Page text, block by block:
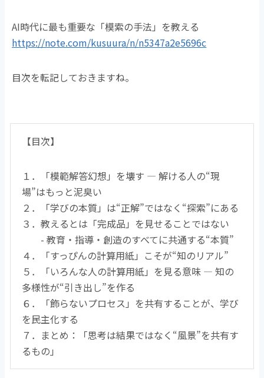
AI時代に最も重要な「模索の手法」を教える
https://note.com/kusuura/n/n5347a2e5696c
目次を転記しておきますね。
【目次】
１．「模範解答幻想」を壊す ― 解ける人の“現
場”はもっと泥臭い
２．「学びの本質」は“正解”ではなく“探索”にある
３．教えるとは「完成品」を見せることではない
- 教育・指導・創造のすべてに共通する“本質”
４．「すっぴんの計算用紙」こそが“知のリアル”
５．「いろんな人の計算用紙」を見る意味 ― 知の
多様性が“引き出し”を作る
６．「飾らないプロセス」を共有することが、学び
を民主化する
７．まとめ：「思考は結果ではなく“風景”を共有す
るもの」